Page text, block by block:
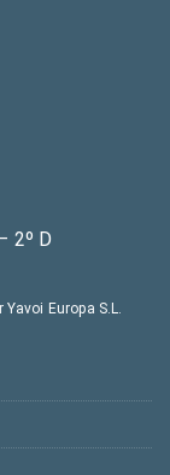
2º D
Europa S.L.